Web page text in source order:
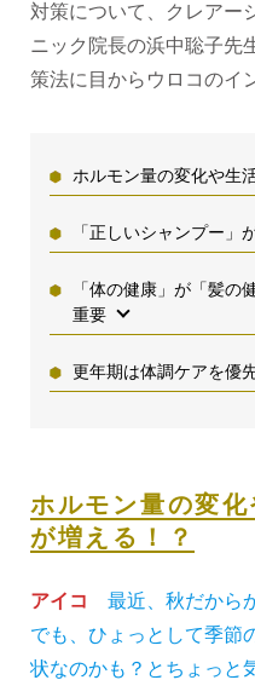
対策について、クレアー
ニック院長の浜中聡子先
策法に目からウロコのイ
ホルモン量の変化や生
「正しいシャンプー」
「体の健康」が「髪の
重要
更年期は体調ケアを優
ホルモン量の変
が増える！？
アイコ
最近、秋だから
でも、ひょっとして季節
状なのかも？とちょっと